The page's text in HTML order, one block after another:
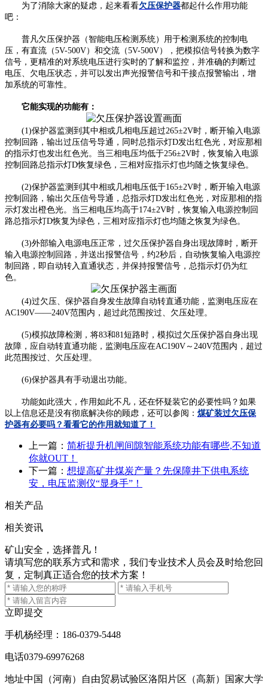
为了消除大家的疑虑，起来看看欠压保护器都起什么作用功能
吧：
普凡欠压保护器（智能电压检测系统）用于检测系统的控制电
压，有直流（5V-500V）和交流（5V-500V），把模拟信号转换为数字
信号，更精准的对系统电压进行实时的了解和监控，并准确的判断过
电压、欠电压状态，并可以发出声光报警信号和干接点报警输出，增
加系统的可靠性。
它能实现的功能有：
(1)保护器监测到其中相或几相电压超过265±2V时，断开输入电源
控制回路，输出过压信号导通，同时总指示灯D发出红色光，对应那相
的指示灯也发出红色光。当三相电压均低于256±2V时，恢复输入电源
控制回路总指示灯D恢复绿色，三相对应指示灯也均随之恢复绿色。
(2)保护器监测到其中相或几相电压低于165±2V时，断开输入电源
控制回路，输出欠压信号导通，总指示灯D发出红色光，对应那相的指
示灯发出橙色光。当三相电压均高于174±2V时，恢复输入电源控制回
路总指示灯D恢复为绿色，三相对应指示灯也均随之恢复为绿色。
(3)外部输入电源电压正常，过欠压保护器自身出现故障时，断开
输入电源控制回路，并送出报警信号，约2秒后，自动恢复输入电源控
制回路，即自动转入直通状态，并保持报警信号，总指示灯仍为红
色。
(4)过欠压、保护器自身发生故障自动转直通功能，监测电压应在
AC190V——240V范围内，超过此范围按过、欠压处理。
(5)模拟故障检测，将83和81短路时，模拟过欠压保护器自身出现
故障，应自动转直通功能，监测电压应在AC190V～240V范围内，超过
此范围按过、欠压处理。
(6)保护器具有手动退出功能。
功能如此强大，作用如此不凡，还在怀疑装它的必要性吗？如果
以上信息还是没有彻底解决你的顾虑，还可以参阅： 煤矿装过欠压保
护器有必要吗？看看它的作用就知道了！
上一篇： 简析提升机闸间隙智能系统功能有哪些,不知道
你就OUT！
下一篇： 想提高矿井煤炭产量？先保障井下供电系统
安，电压监测仪“显身手”！
相关产品
相关资讯
矿山安全，选择普凡！
请填写您的联系方式和需求，我们专业技术人员会及时给您回
复，定制真正适合您的技术方案！
立即提交
手机杨经理：186-0379-5448
电话0379-69976268
地址中国（河南）自由贸易试验区洛阳片区（高新）国家大学